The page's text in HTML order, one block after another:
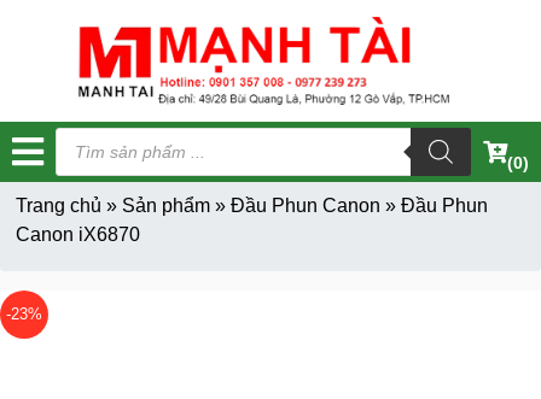
Tìm
kiếm
sản
phẩm
(0)
Trang chủ » Sản phẩm» Đầu Phun Canon » Đầu Phun
Canon iX6870
-23%